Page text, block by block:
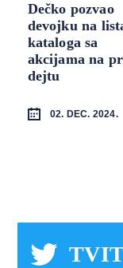
Dečko pozvao
devojku na
kataloga sa
akcijama na
dejtu
02. DEC. 2024.